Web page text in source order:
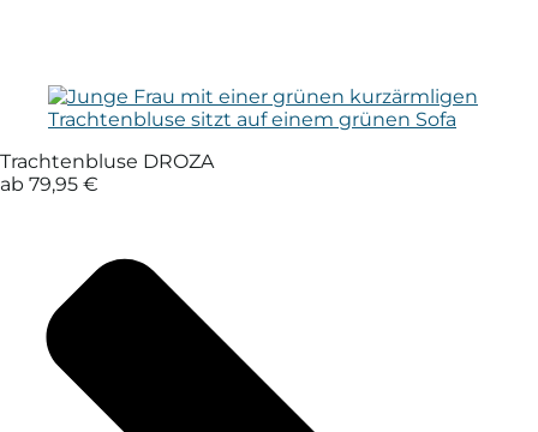
Trachtenbluse DROZA
ab 79,95 €